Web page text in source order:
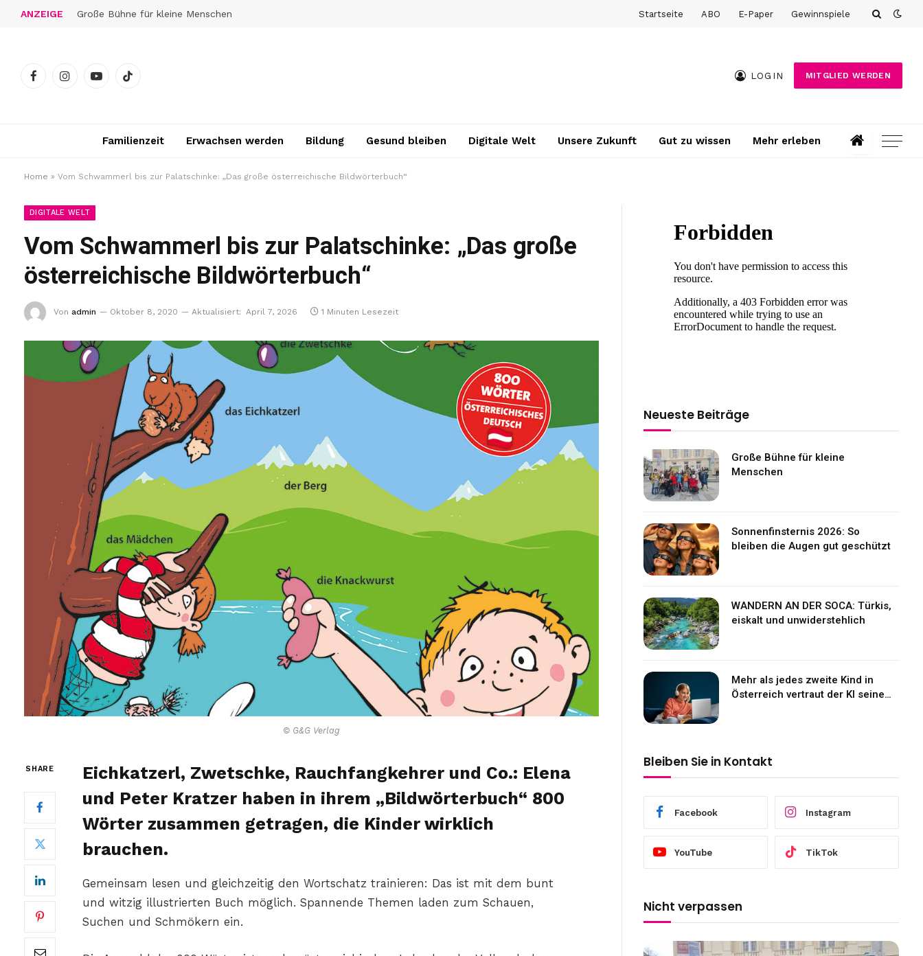
ANZEIGE Große Bühne für kleine Menschen Startseite ABO E-Paper Gewinnspiele
FacebookInstagramYouTubeTikTok
LOGIN MITGLIED WERDEN
Familienzeit Erwachsen werden Bildung Gesund bleiben Digitale Welt Unsere Zukunft Gut zu wissen Mehr erleben
Home » Vom Schwammerl bis zur Palatschinke: „Das große österreichische Bildwörterbuch“
DIGITALE WELT
Vom Schwammerl bis zur Palatschinke: „Das große
österreichische Bildwörterbuch“
Von admin Oktober 8, 2020 Aktualisiert: April 7, 2026 1 Minuten Lesezeit
© G&G Verlag
SHARE
Eichkatzerl, Zwetschke, Rauchfangkehrer und Co.: Elena
und Peter Kratzer haben in ihrem „Bildwörterbuch“ 800
Wörter zusammen getragen, die Kinder wirklich
brauchen.
Gemeinsam lesen und gleichzeitig den Wortschatz trainieren: Das ist mit dem bunt
und witzig illustrierten Buch möglich. Spannende Themen laden zum Schauen,
Suchen und Schmökern ein.
Neueste Beiträge
Große Bühne für kleine
Menschen
Sonnenfinsternis 2026: So
bleiben die Augen gut geschützt
WANDERN AN DER SOCA: Türkis,
eiskalt und unwiderstehlich
Mehr als jedes zweite Kind in
Österreich vertraut der KI seine
Bleiben Sie in Kontakt
Facebook Instagram
YouTube TikTok
Nicht verpassen